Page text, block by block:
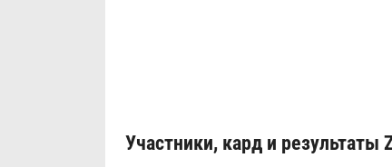
Участники, кард и результаты